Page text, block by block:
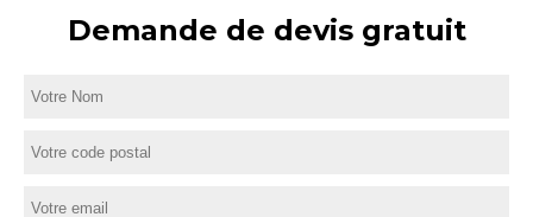
Demande de devis gratuit